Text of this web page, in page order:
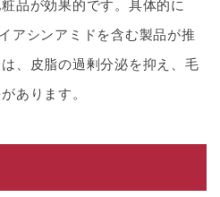
品が効果的です。具体的に
アシンアミドを含む製品が推
、皮脂の過剰分泌を抑え、毛
あります。